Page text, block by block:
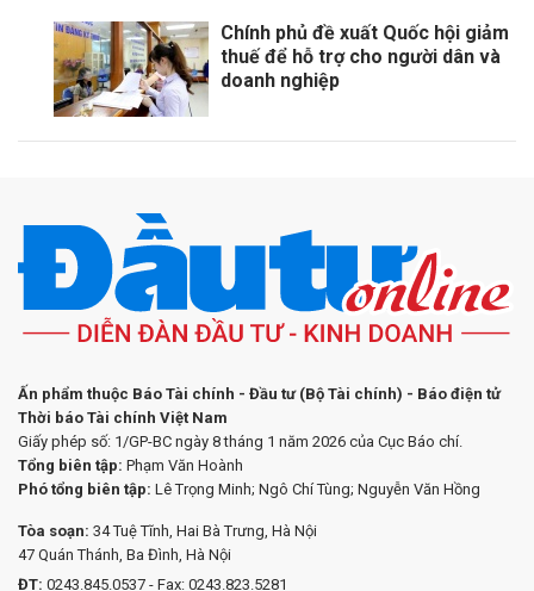
Chính phủ đề xuất Quốc hội giảm
thuế để hỗ trợ cho người dân và
doanh nghiệp
Ấn phẩm thuộc Báo Tài chính - Đầu tư (Bộ Tài chính) - Báo điện tử
Thời báo Tài chính Việt Nam
Giấy phép số: 1/GP-BC ngày 8 tháng 1 năm 2026 của Cục Báo chí.
Tổng biên tập: Phạm Văn Hoành
Phó tổng biên tập: Lê Trọng Minh; Ngô Chí Tùng; Nguyễn Văn Hồng
Tòa soạn: 34 Tuệ Tĩnh, Hai Bà Trưng, Hà Nội
47 Quán Thánh, Ba Đình, Hà Nội
ĐT: 0243.845.0537 - Fax: 0243.823.5281